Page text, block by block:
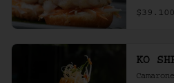
$39.100
KO